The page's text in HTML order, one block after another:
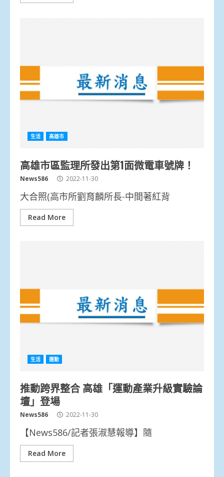
生活 高雄市
高雄市區監理所發出第1面微電車號牌！
News586 2022-11-30
大合照(高市所劉育麟所長-中間著紅背
Read More
生活 運動
推動跨界整合 高雄「運動產業升級實驗論
壇」登場
News586 2022-11-30
【News586/記者張淑慧報導】隨
Read More